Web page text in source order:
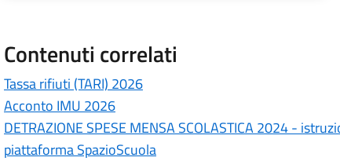
Contenuti correlati
Tassa rifiuti (TARI) 2026
Acconto IMU 2026
DETRAZIONE SPESE MENSA SCOLASTICA 2024 -
piattaforma SpazioScuola